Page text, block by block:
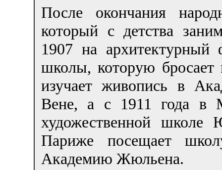
После окончания
который с детства
1907 на архитектурный
школы, которую бросает
изучает живопись в
Вене, а с 1911 года в
художественной
Париже посещает
Академию Жюльена.